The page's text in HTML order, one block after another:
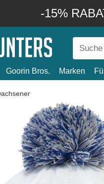
-15%
Goorin Bros. Marken